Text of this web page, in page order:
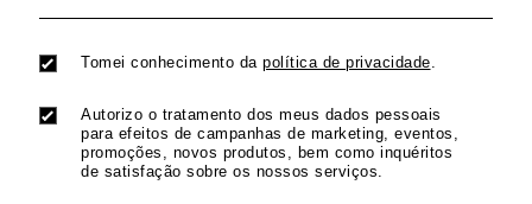
Tomei conhecimento da política de privacidade.
Autorizo o tratamento dos meus dados pessoais
para efeitos de campanhas de marketing, eventos,
promoções, novos produtos, bem como inquéritos
de satisfação sobre os nossos serviços.